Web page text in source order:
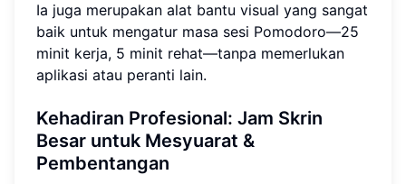
Ia juga merupakan alat bantu visual yang sangat
baik untuk mengatur masa sesi Pomodoro—25
minit kerja, 5 minit rehat—tanpa memerlukan
aplikasi atau peranti lain.
Kehadiran Profesional: Jam Skrin
Besar untuk Mesyuarat &
Pembentangan